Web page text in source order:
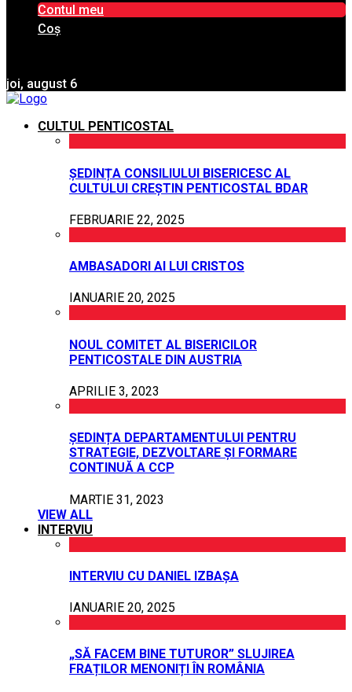
Contul meu
Coș
joi, august 6
CULTUL PENTICOSTAL
ȘEDINȚA CONSILIULUI BISERICESC AL
CULTULUI CREȘTIN PENTICOSTAL BDAR
FEBRUARIE 22, 2025
AMBASADORI AI LUI CRISTOS
IANUARIE 20, 2025
NOUL COMITET AL BISERICILOR
PENTICOSTALE DIN AUSTRIA
APRILIE 3, 2023
ȘEDINȚA DEPARTAMENTULUI PENTRU
STRATEGIE, DEZVOLTARE ȘI FORMARE
CONTINUĂ A CCP
MARTIE 31, 2023
VIEW ALL
INTERVIU
INTERVIU CU DANIEL IZBAȘA
IANUARIE 20, 2025
„SĂ FACEM BINE TUTUROR” SLUJIREA
FRAȚILOR MENONIȚI ÎN ROMÂNIA